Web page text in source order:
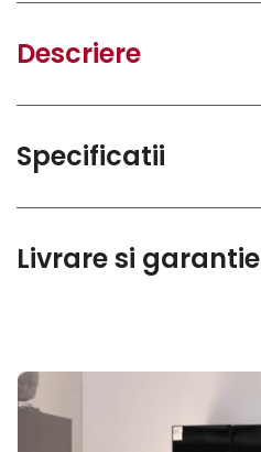
Descriere
Specificatii
Livrare si garantie